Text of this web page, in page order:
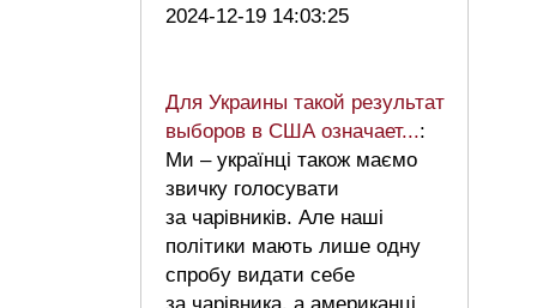
2024-12-19 14:03:25
Для Украины такой результат
выборов в США означает...:
Ми – українці також маємо
звичку голосувати
за чарівників. Але наші
політики мають лише одну
спробу видати себе
за чарівника, а американці